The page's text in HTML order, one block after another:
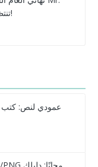
Transcription تنتظركم!